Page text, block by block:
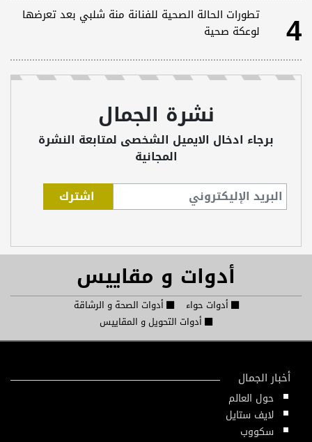
4
تطورات الحالة الصحية للفنانة منة شلبي بعد تعرضها
لوعكة صحية
نشرة الجمال
برجاء ادخال الايميل الشخصى لمتابعة النشرة
المجانية
أدوات و مقاييس
أدوات حواء
أدوات الصحة و الرشاقة
أدوات التحويل و المقاييس
أخبار الجمال
حول العالم
لايف ستايل
سكووب